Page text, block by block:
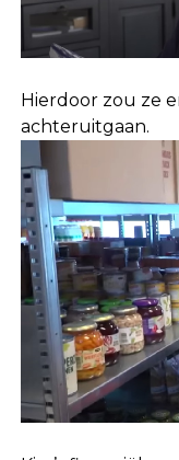
Hierdoor zou ze
achteruitgaan.